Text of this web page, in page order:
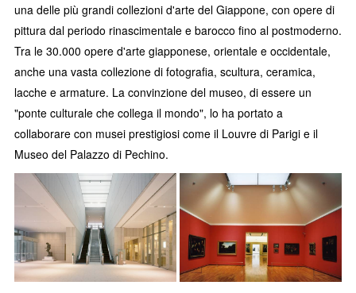
una delle più grandi collezioni d'arte del Giappone, con opere di
pittura dal periodo rinascimentale e barocco fino al postmoderno.
Tra le 30.000 opere d'arte giapponese, orientale e occidentale,
anche una vasta collezione di fotografia, scultura, ceramica,
lacche e armature. La convinzione del museo, di essere un
"ponte culturale che collega il mondo", lo ha portato a
collaborare con musei prestigiosi come il Louvre di Parigi e il
Museo del Palazzo di Pechino.